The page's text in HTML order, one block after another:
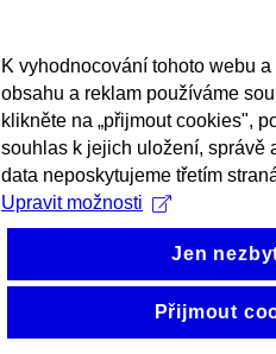
K vyhodnocování tohoto webu
obsahu a reklam používáme
klikněte na „přijmout cookies",
souhlas k jejich uložení, správě
data neposkytujeme třetím
Upravit možnosti
Jen
Přijmout